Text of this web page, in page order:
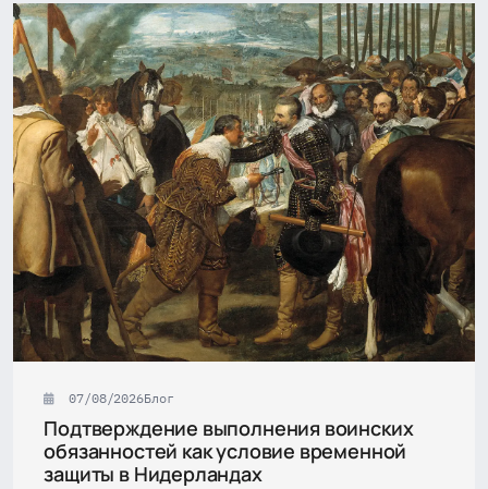
07/08/2026Блог
Подтверждение выполнения воинских
обязанностей как условие временной
защиты в Нидерландах